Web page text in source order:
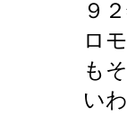
９
ロ
も
い